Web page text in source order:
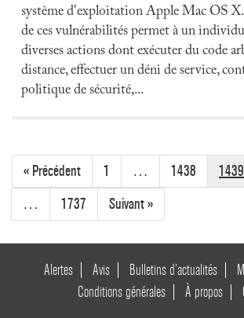
système d'exploitation Apple Mac OS
de ces vulnérabilités permet à un
diverses actions dont exécuter du code
distance, effectuer un déni de service,
politique de sécurité,...
« Précédent 1 … 1438 1439
…
1737 Suivant »
Alertes Avis Bulletins d’actualités
Conditions générales
À propos